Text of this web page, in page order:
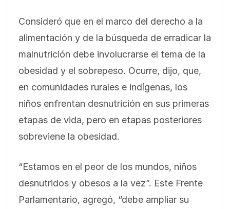
Consideró que en el marco del derecho a la
alimentación y de la búsqueda de erradicar la
malnutrición debe involucrarse el tema de la
obesidad y el sobrepeso. Ocurre, dijo, que,
en comunidades rurales e indígenas, los
niños enfrentan desnutrición en sus primeras
etapas de vida, pero en etapas posteriores
sobreviene la obesidad.
“Estamos en el peor de los mundos, niños
desnutridos y obesos a la vez”. Este Frente
Parlamentario, agregó, “debe ampliar su